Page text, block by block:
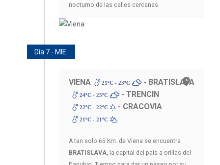
nocturno de las calles cercanas.
Día 7 - MIE.
VIENA 21ºC - 23ºC - BRATISLAVA
24ºC - 25ºC - TRENCIN
22ºC - 22ºC - CRACOVIA
21ºC - 21ºC
A tan solo 65 Km. de Viena se encuentra
BRATISLAVA, la capital del país a orillas del